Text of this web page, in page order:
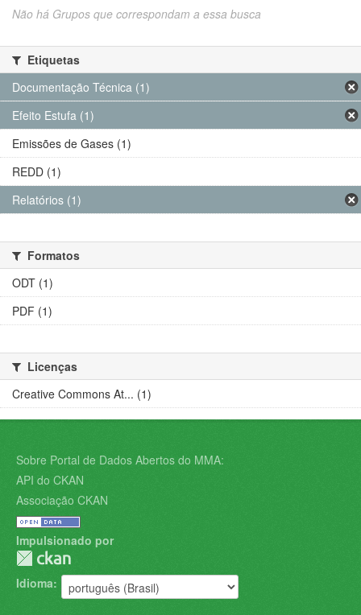
Não há Grupos que correspondam a essa busca
Etiquetas
Documentação Técnica (1)
Efeito Estufa (1)
Emissões de Gases (1)
REDD (1)
Relatórios (1)
Formatos
ODT (1)
PDF (1)
Licenças
Creative Commons At... (1)
Sobre Portal de Dados Abertos do MMA:
API do CKAN
Associação CKAN
Impulsionado por
Idioma